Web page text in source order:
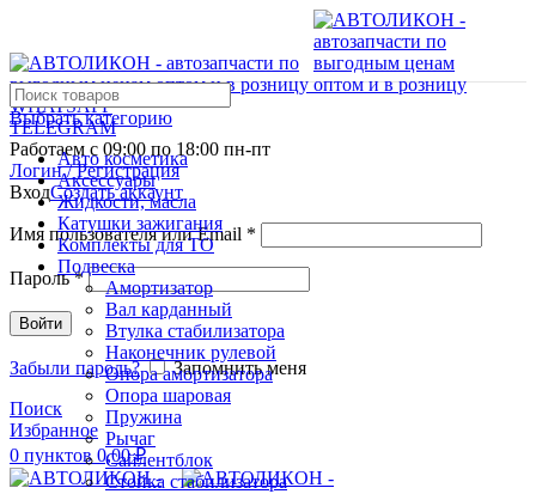
WHATSAPP
TELEGRAM
Работаем с 09:00 по 18:00 пн-пт
Логин / Регистрация
ВходСоздать аккаунт
Имя пользователя или Email *
Пароль*
Войти
Забыли пароль?
Запомнить меня
Поиск
Избранное
0 пунктов 0,00₽
Выбрать категорию
Авто косметика
Аксессуары
Жидкости, масла
Катушки зажигания
Комплекты для ТО
Подвеска
Амортизатор
Вал карданный
Втулка стабилизатора
Наконечник рулевой
Опора амортизатора
Опора шаровая
Пружина
Рычаг
Сайлентблок
Стойка стабилизатора